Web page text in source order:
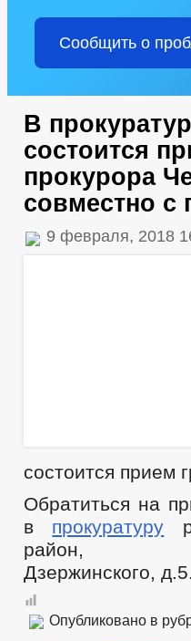
Сообщить о
В
состоится
прокурора
совместно с
9 февраля, 2018
состоится прием
Обратиться на
в прокуратуру
район,
Дзержинского, д.5.
Опубликовано в